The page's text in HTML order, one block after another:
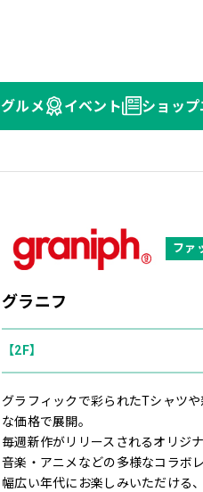
グルメ イベント ショップ
ファ
グラニフ
【2F】
グラフィックで彩られたTシャツ
な価格で展開。
毎週新作がリリースされるオリジ
音楽・アニメなどの多様なコラボ
幅広い年代にお楽しみいただける